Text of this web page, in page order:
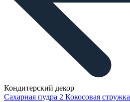
Кондитерский декор
Сахарная пудра 2 Кокосовая стружка